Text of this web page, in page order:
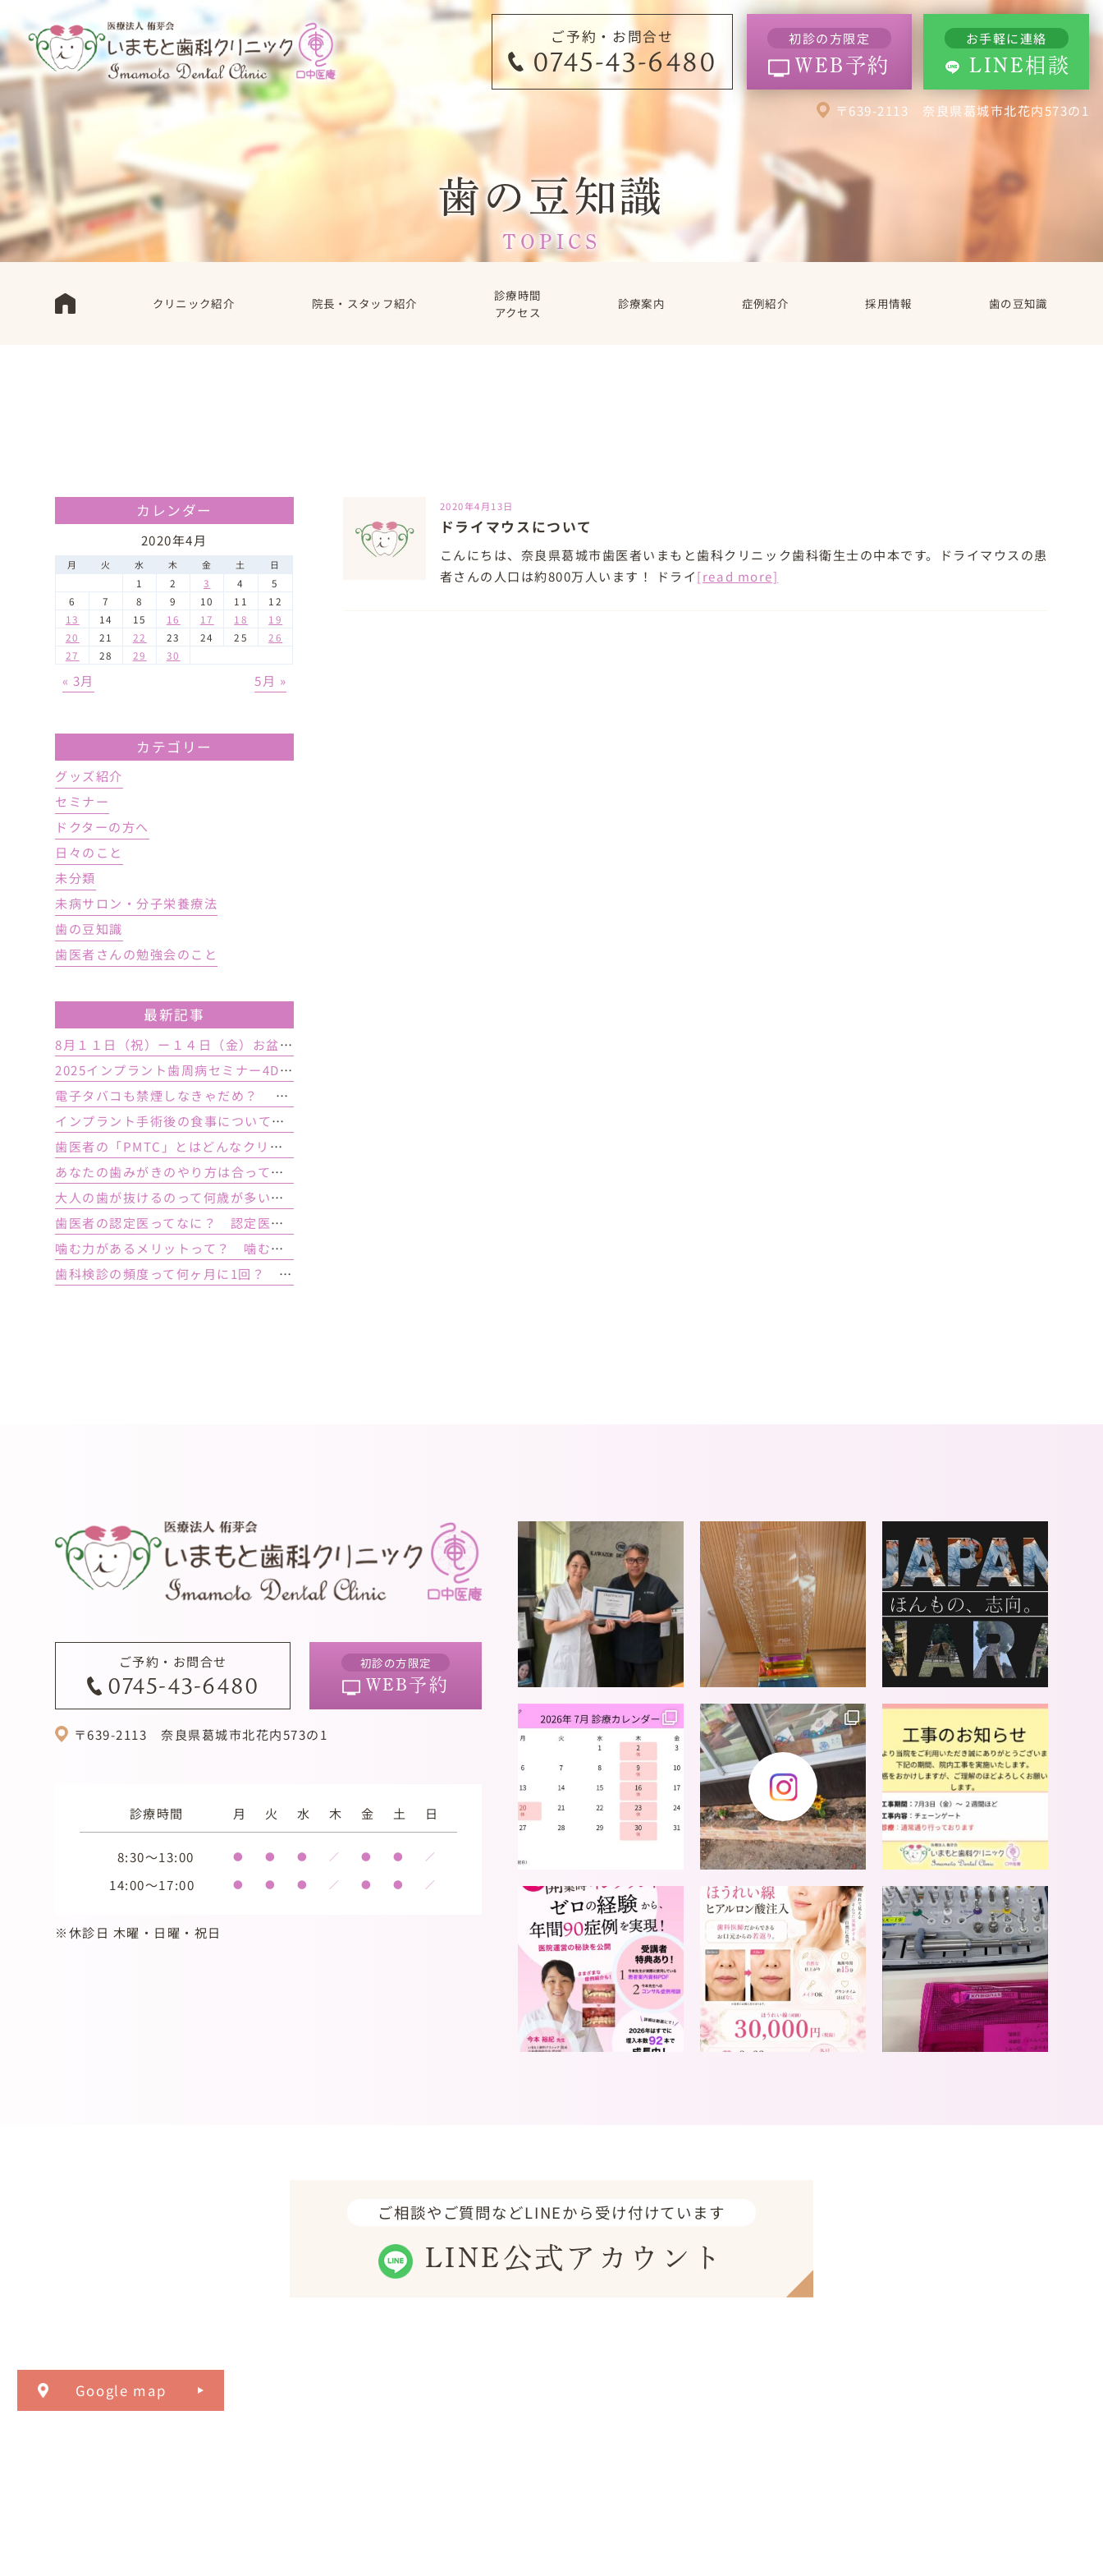
ご予約・お問合せ
0745-43-6480
初診の方限定
WEB予約
お手軽に連絡
LINE相談
〒639-2113 奈良県葛城市北花内573の1
歯の豆知識
TOPICS
クリニック紹介 院長・スタッフ紹介
診療時間
アクセス
診療案内 症例紹介 採用情報 歯の豆知識
2020年4月13日
ドライマウスについて
こんにちは、奈良県葛城市歯医者いまもと歯科クリニック歯科衛生士の中本です。ドライマウスの患
者さんの人口は約800万人います！ ドライ[read more]
カレンダー
2020年4月
月 火 水 木 金 土 日
1 2 3 4
5
6
7 8 9 10 11
12
13
14 15 16 17 18
19
20
21 22 23 24 25
26
27
28 29 30
« 3月 5月 »
カテゴリー
グッズ紹介
セミナー
ドクターの方へ
日々のこと
未分類
未病サロン・分子栄養療法
歯の豆知識
歯医者さんの勉強会のこと
最新記事
8月１１日（祝）ー１４日（金）お盆休み １５日土曜日から診療しております
2025インプラント歯周病セミナー4DAY行いました
電子タバコも禁煙しなきゃだめ？ インプラント手術前後の喫煙が及ぼす影響とは？
インプラント手術後の食事について｜ 当日の注意点・いつから普通の食事ができる？
歯医者の「PMTC」とはどんなクリーニング？スケーリングとは何が違うの？
あなたの歯みがきのやり方は合っている？ 正しい歯みがき方法と間違った方法
大人の歯が抜けるのって何歳が多い？ 平均年齢と原因について
歯医者の認定医ってなに？ 認定医やインストラクターの資格を持つ歯医者のメリット
噛む力があるメリットって？ 噛む力が弱いとどうなるの？
歯科検診の頻度って何ヶ月に1回？ 定期検診って何するの？
ご予約・お問合せ
0745-43-6480
初診の方限定
WEB予約
〒639-2113奈良県葛城市北花内573の1
診療時間 月 火 水 木 金 土 日
8:30～13:00 ● ● ● ／ ● ● ／
14:00～17:00 ● ● ● ／ ● ● ／
※休診日 木曜・日曜・祝日
ご相談やご質問などLINEから受け付けています
LINE公式アカウント
Google map